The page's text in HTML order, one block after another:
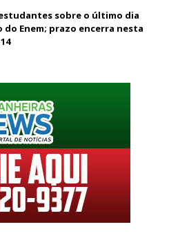
sobre o último dia
do Enem; prazo encerra nesta